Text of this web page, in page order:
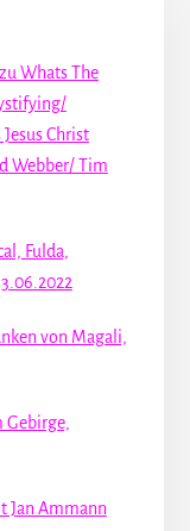
Whats The
Christ
Webber/ Tim
Fulda,
von Magali,
Gebirge,
Jan Ammann